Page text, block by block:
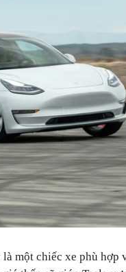
một chiếc xe phù hợp